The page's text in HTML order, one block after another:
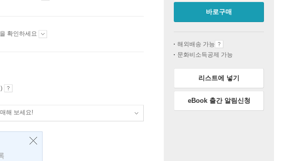
확인하세요
해 보세요!
바로구매
해외배송 가능
문화비소득공제 가능
리스트에 넣기
eBook 출간 알림신청